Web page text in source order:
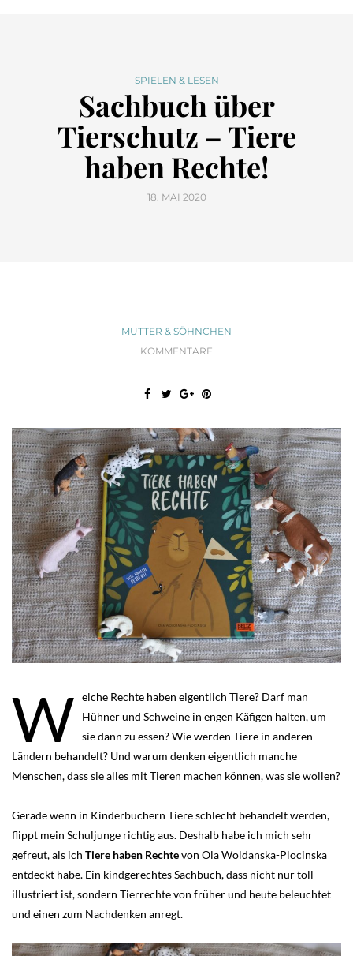
SPIELEN & LESEN
Sachbuch über
Tierschutz – Tiere
haben Rechte!
18. MAI 2020
MUTTER & SÖHNCHEN
KOMMENTARE
W elche Rechte haben eigentlich Tiere? Darf man
Hühner und Schweine in engen Käfigen halten, um
sie dann zu essen? Wie werden Tiere in anderen
Ländern behandelt? Und warum denken eigentlich manche
Menschen, dass sie alles mit Tieren machen können, was sie wollen?
Gerade wenn in Kinderbüchern Tiere schlecht behandelt werden,
flippt mein Schuljunge richtig aus. Deshalb habe ich mich sehr
gefreut, als ich Tiere haben Rechtevon Ola Woldanska-Plocinska
entdeckt habe. Ein kindgerechtes Sachbuch, dass nicht nur toll
illustriert ist, sondern Tierrechte von früher und heute beleuchtet
und einen zum Nachdenken anregt.